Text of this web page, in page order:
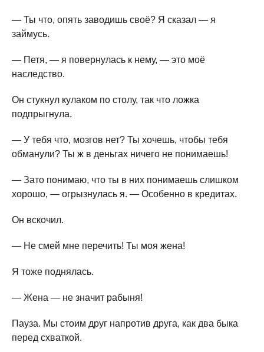
— Ты что, опять заводишь своё? Я сказал — я
займусь.
— Петя, — я повернулась к нему, — это моё
наследство.
Он стукнул кулаком по столу, так что ложка
подпрыгнула.
— У тебя что, мозгов нет? Ты хочешь, чтобы тебя
обманули? Ты ж в деньгах ничего не понимаешь!
— Зато понимаю, что ты в них понимаешь слишком
хорошо, — огрызнулась я. — Особенно в кредитах.
Он вскочил.
— Не смей мне перечить! Ты моя жена!
Я тоже поднялась.
— Жена — не значит рабыня!
Пауза. Мы стоим друг напротив друга, как два быка
перед схваткой.